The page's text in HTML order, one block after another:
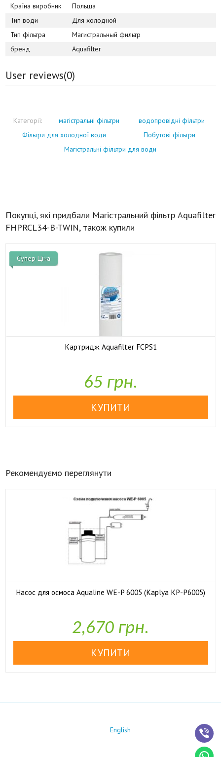
Країна виробник
Польша
Тип води
Для холодной
Тип фільтра
Магистральный фильтр
бренд
Aquafilter
User reviews(0)
Категорії: магістральні фільтри
водопровідні фільтри
Фільтри для холодної води
Побутові фільтри
Магістральні фільтри для води
Покупці, які придбали Магістральний фільтр Aquafilter
FHPRCL34-B-TWIN, також купили
Супер Ціна
Картридж Aquafilter FCPS1
65 грн.
Рекомендуємо переглянути
Насос для осмоса Aqualine WE-P 6005 (Kaplya KP-P6005)
2,670 грн.
English